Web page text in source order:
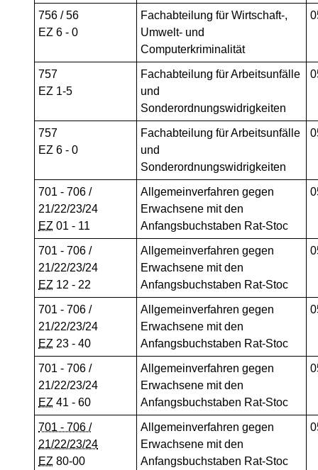
756 / 56
EZ 6 - 0
Fachabteilung für Wirtschaft-,
Umwelt- und
Computerkriminalität
757
EZ 1-5
Fachabteilung für Arbeitsunfälle
und
Sonderordnungswidrigkeiten
757
EZ 6 - 0
Fachabteilung für Arbeitsunfälle
und
Sonderordnungswidrigkeiten
701 - 706 /
21/22/23/24
EZ 01 - 11
Allgemeinverfahren gegen
Erwachsene mit den
Anfangsbuchstaben Rat-Stoc
701 - 706 /
21/22/23/24
EZ 12 - 22
Allgemeinverfahren gegen
Erwachsene mit den
Anfangsbuchstaben Rat-Stoc
701 - 706 /
21/22/23/24
EZ 23 - 40
Allgemeinverfahren gegen
Erwachsene mit den
Anfangsbuchstaben Rat-Stoc
701 - 706 /
21/22/23/24
EZ 41 - 60
Allgemeinverfahren gegen
Erwachsene mit den
Anfangsbuchstaben Rat-Stoc
701 - 706 /
21/22/23/24
EZ 80-00
Allgemeinverfahren gegen
Erwachsene mit den
Anfangsbuchstaben Rat-Stoc